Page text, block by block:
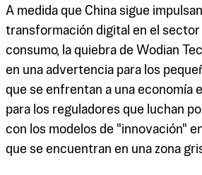
A medida que China sigue
transformación digital en el sector
consumo, la quiebra de Wodian
en una advertencia para los
que se enfrentan a una economía
para los reguladores que luchan
con los modelos de "innovación"
que se encuentran en una zona